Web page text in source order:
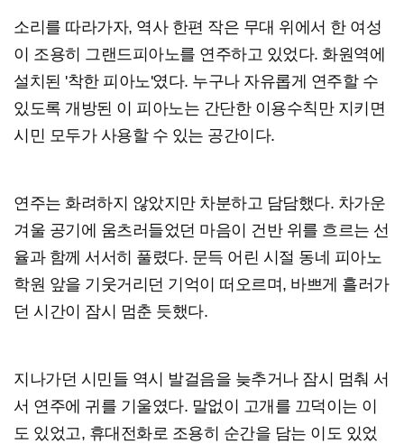
소리를 따라가자, 역사 한편 작은 무대 위에서 한 여성
이 조용히 그랜드피아노를 연주하고 있었다. 화원역에
설치된 '착한 피아노'였다. 누구나 자유롭게 연주할 수
있도록 개방된 이 피아노는 간단한 이용수칙만 지키면
시민 모두가 사용할 수 있는 공간이다.
연주는 화려하지 않았지만 차분하고 담담했다. 차가운
겨울 공기에 움츠러들었던 마음이 건반 위를 흐르는 선
율과 함께 서서히 풀렸다. 문득 어린 시절 동네 피아노
학원 앞을 기웃거리던 기억이 떠오르며, 바쁘게 흘러가
던 시간이 잠시 멈춘 듯했다.
지나가던 시민들 역시 발걸음을 늦추거나 잠시 멈춰 서
서 연주에 귀를 기울였다. 말없이 고개를 끄덕이는 이
도 있었고, 휴대전화로 조용히 순간을 담는 이도 있었